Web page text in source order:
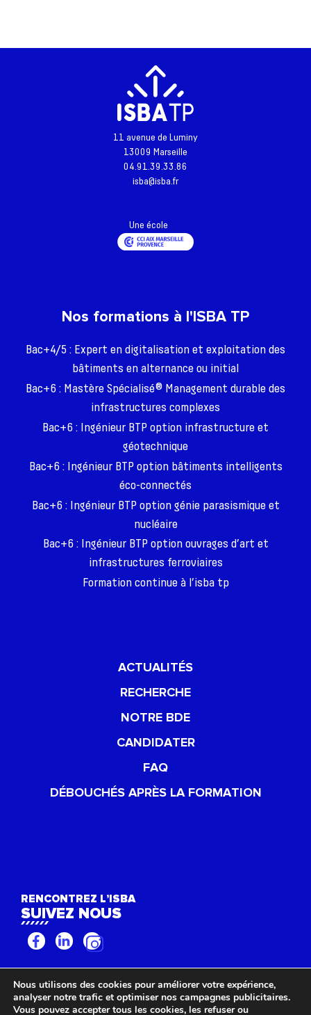
Une question ?
11 avenue de Luminy
13009 Marseille
04.91.39.33.86
isba@isba.fr
Une école
Nos formations à l'ISBA TP
Bac+4/5 : Expert en digitalisation et exploitation des
bâtiments en alternance ou initial
Bac+6 : Mastère Spécialisé® Management durable des
infrastructures complexes
Bac+6 : Ingénieur BTP option infrastructure et
géotechnique
Bac+6 : Ingénieur BTP option bâtiments intelligents
éco-connectés
Bac+6 : Ingénieur BTP option génie parasismique et
nucléaire
Bac+6 : Ingénieur BTP option ouvrages d’art et
infrastructures ferroviaires
Formation continue à l’isba tp
ACTUALITÉS
RECHERCHE
NOTRE BDE
CANDIDATER
FAQ
DÉBOUCHÉS APRÈS LA FORMATION
RENCONTREZ L’ISBA
SUIVEZ NOUS
Mentions légales Politique de confidentialité
Déclaration
d'accessibilité (non conforme)
Nous utilisons des cookies pour améliorer votre expérience,
analyser notre trafic et optimiser nos campagnes publicitaires.
Vous pouvez accepter tous les cookies, les refuser ou